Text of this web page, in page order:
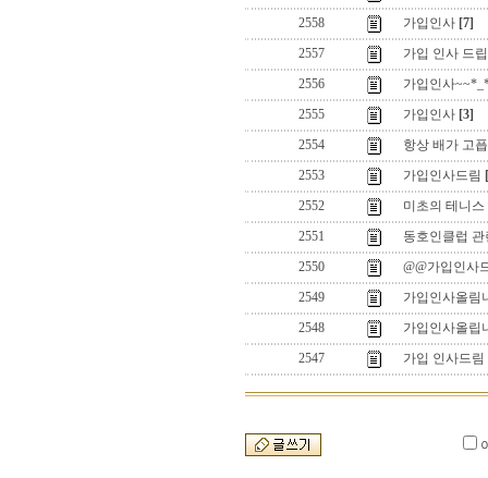
2558
가입인사 [7]
2557
가입 인사 드
2556
가입인사
2555
가입인사 [3]
2554
항상 배가 고
2553
가입인사드림
2552
미초의 테니
2551
동호인클럽 관
2550
@@가입인사
2549
가입인사올림
2548
가입인사올립
2547
가입 인사드림